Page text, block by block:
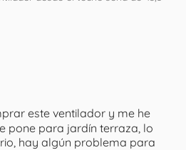
este ventilador y me he
pone para jardín terraza, lo
hay algún problema para